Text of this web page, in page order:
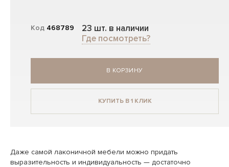
Код 468789
23 шт. в наличии
Где посмотреть?
В КОРЗИНУ
КУПИТЬ В 1 КЛИК
Даже самой лаконичной мебели можно придать
выразительность и индивидуальность — достаточно